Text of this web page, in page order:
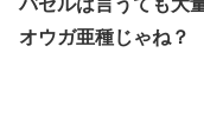
バゼルは言うても大
オウガ亜種じゃね？